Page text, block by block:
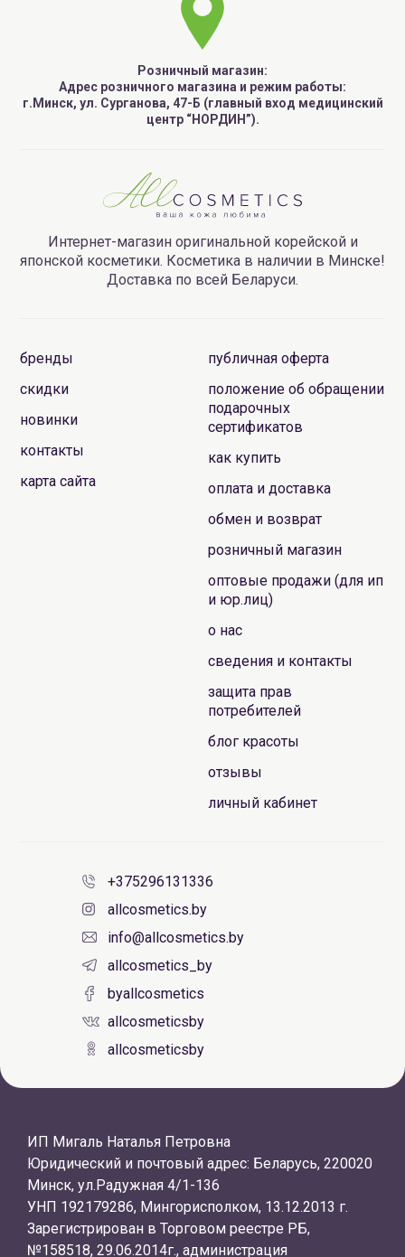
Розничный магазин:
Адрес розничного магазина и режим работы:
г.Минск, ул. Сурганова, 47-Б (главный вход медицинский
центр “НОРДИН”).
Интернет-магазин оригинальной корейской и
японской косметики. Косметика в наличии в Минске!
Доставка по всей Беларуси.
бренды
скидки
новинки
контакты
карта сайта
публичная оферта
положение об обращении
подарочных
сертификатов
как купить
оплата и доставка
обмен и возврат
розничный магазин
оптовые продажи (для ип
и юр.лиц)
о нас
сведения и контакты
защита прав
потребителей
блог красоты
отзывы
личный кабинет
+375296131336
allcosmetics.by
info@allcosmetics.by
allcosmetics_by
byallcosmetics
allcosmeticsby
allcosmeticsby
ИП Мигаль Наталья Петровна
Юридический и почтовый адрес: Беларусь, 220020
Минск, ул.Радужная 4/1-136
УНП 192179286, Мингорисполком, 13.12.2013 г.
Зарегистрирован в Торговом реестре РБ,
№158518, 29.06.2014г., администрация